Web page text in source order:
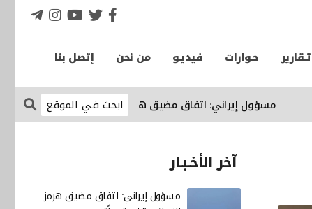
تـقارير حـوارات فيديـو من نحن إتصل بنا
مسؤول إيراني: اتفاق مضيق هرمز النهائي "بات قريباً" الإقتصاد نيوز
آخر الأخـبـار
مسؤول إيراني: اتفاق مضيق هرمز